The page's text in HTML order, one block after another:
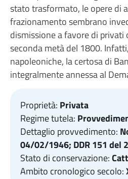
stato trasformato, le opere di
frazionamento sembrano
dismissione a favore di privati
seconda metà del 1800.
napoleoniche, la certosa di
integralmente annessa al
Proprietà: Privata
Regime tutela:
Dettaglio provvedimento:
04/02/1946; DDR 151 del
Stato di conservazione:
Ambito cronologico secolo: